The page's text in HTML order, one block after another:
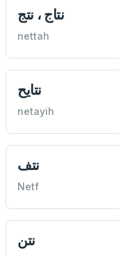
نتاج ، نتج
nettah
نتايح
netayih
نتف
Netf
نتن